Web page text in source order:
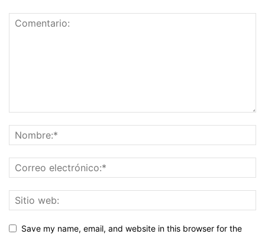
Save my name, email, and website in this browser for the